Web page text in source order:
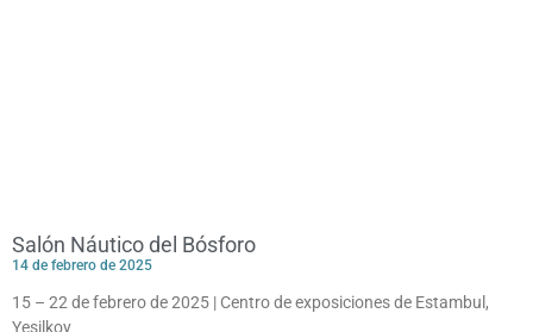
Salón Náutico del Bósforo
14 de febrero de 2025
15 – 22 de febrero de 2025 | Centro de exposiciones de Estambul,
Yeşilkoy